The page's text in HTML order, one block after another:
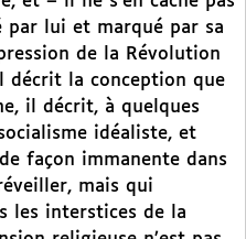
lui et marqué par sa
de la Révolution
décrit la conception que
il décrit, à quelques
idéaliste, et
façon immanente dans
mais qui
les interstices de la